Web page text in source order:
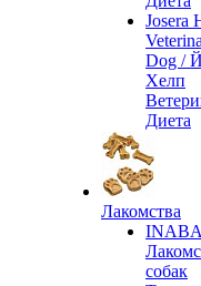
Josera
Dog /
Хелп
Диета
Лакомства
INABA
собак